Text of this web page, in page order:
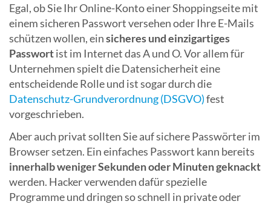
Egal, ob Sie Ihr Online-Konto einer Shoppingseite mit
einem sicheren Passwort versehen oder Ihre E-Mails
schützen wollen, einsicheres und einzigartiges
Passwortist im Internet das A und O. Vor allem für
Unternehmen spielt die Datensicherheit eine
entscheidende Rolle und ist sogar durch die
Datenschutz-Grundverordnung (DSGVO)fest
vorgeschrieben.
Aber auch privat sollten Sie auf sichere Passwörter im
Browser setzen. Ein einfaches Passwort kann bereits
innerhalb weniger Sekunden oder Minuten geknackt
werden. Hacker verwenden dafür spezielle
Programme und dringen so schnell in private oder